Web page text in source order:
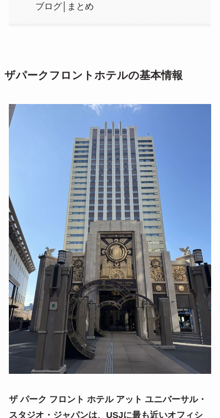
ブログ│まとめ
ザパークフロントホテルの基本情報
ザ パーク フロント ホテル アット ユニバーサル・
スタジオ・ジャパンは、USJに最も近いオフィシ